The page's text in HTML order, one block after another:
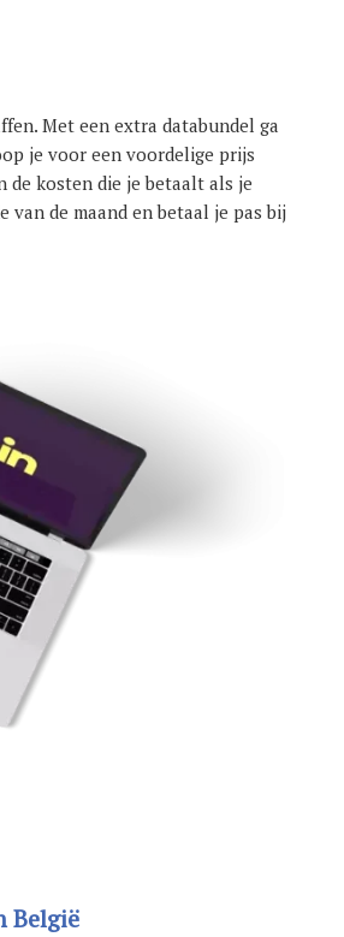
Met een extra databundel ga
je voor een voordelige prijs
de kosten die je betaalt als je
de maand en betaal je pas bij
België